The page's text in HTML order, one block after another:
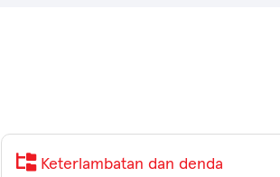
Keterlambatan dan denda